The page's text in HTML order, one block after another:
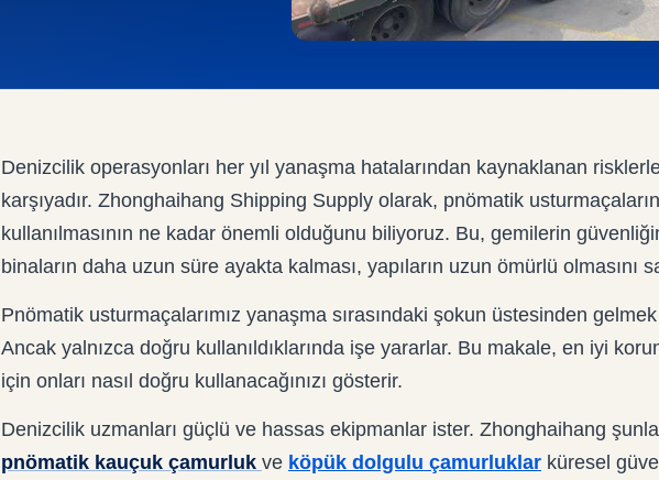
Denizcilik operasyonları her yıl yanaşma hatalarından kaynaklanan
karşıyadır. Zhonghaihang Shipping Supply olarak, pnömatik
kullanılmasının ne kadar önemli olduğunu biliyoruz. Bu, gemilerin
binaların daha uzun süre ayakta kalması, yapıların uzun ömürlü olmasını
Pnömatik usturmaçalarımız yanaşma sırasındaki şokun üstesinden
Ancak yalnızca doğru kullanıldıklarında işe yararlar. Bu makale, en iyi
için onları nasıl doğru kullanacağınızı gösterir.
Denizcilik uzmanları güçlü ve hassas ekipmanlar ister. Zhonghaihang
pnömatik kauçuk çamurluk ve köpük dolgulu çamurluklar küresel